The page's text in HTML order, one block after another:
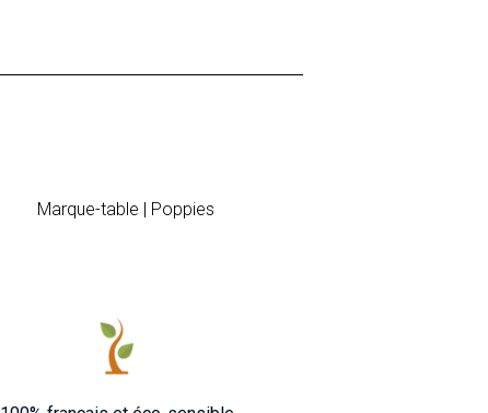
Marque-table | Poppies